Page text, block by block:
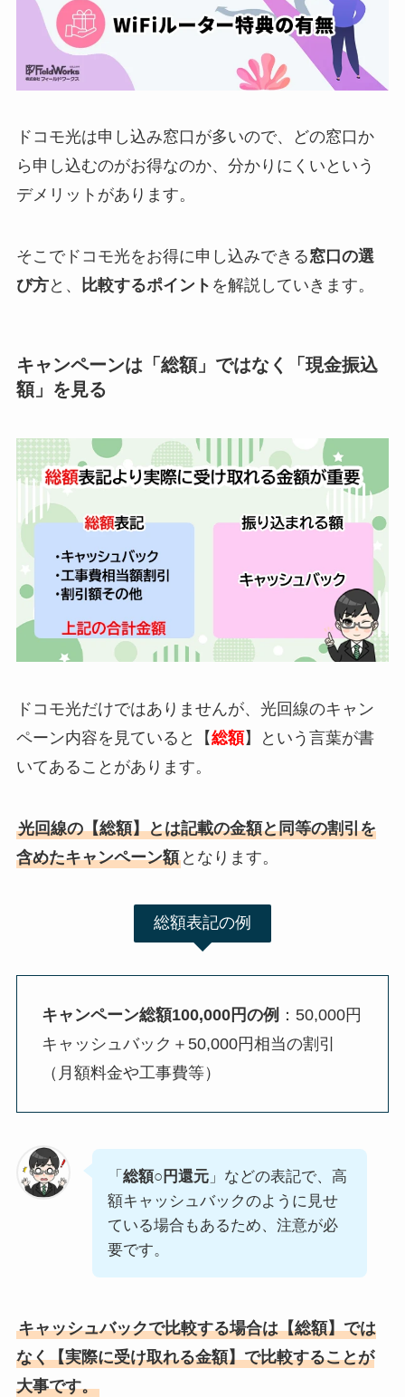
ドコモ光は申し込み窓口が多いので、どの窓口か
ら申し込むのがお得なのか、分かりにくいという
デメリットがあります。
そこでドコモ光をお得に申し込みできる窓口の選
び方と、 比較するポイント を解説していきます。
キャンペーンは「総額」ではなく「現金振込
額」を見る
ドコモ光だけではありませんが、光回線のキャン
ペーン内容を見ていると【総額】という言葉が書
いてあることがあります。
光回線の【総額】とは記載の金額と同等の割引を
含めたキャンペーン額となります。
総額表記の例
キャンペーン総額100,000円の例 ：50,000円
キャッシュバック＋50,000円相当の割引
（月額料金や工事費等）
「 総額○円還元」などの表記で、高
額キャッシュバックのように見せ
ている場合もあるため、注意が必
要です。
キャッシュバックで比較する場合は【総額】では
なく【実際に受け取れる金額】で比較することが
大事です。